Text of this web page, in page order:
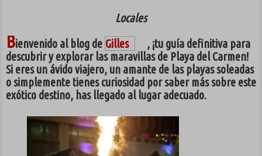
Preguntas frecuentes
Comentarios
Quién es Gilles
Locales
Bienvenido al blog de Gilles
, ¡tu guía definitiva para
descubrir y explorar las maravillas de Playa del Carmen!
Si eres un ávido viajero, un amante de las playas soleadas
o simplemente tienes curiosidad por saber más sobre este
exótico destino, has llegado al lugar adecuado.